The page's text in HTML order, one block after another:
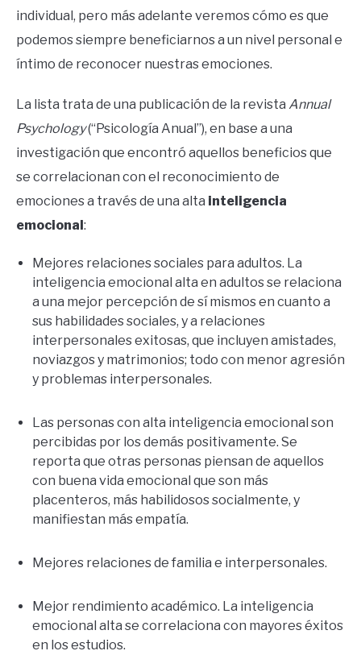
individual, pero más adelante veremos cómo es que
podemos siempre beneficiarnos a un nivel personal e
íntimo de reconocer nuestras emociones.
La lista trata de una publicación de la revista Annual
Psychology(“Psicología Anual”), en base a una
investigación que encontró aquellos beneficios que
se correlacionan con el reconocimiento de
emociones a través de una alta inteligencia
emocional:
Mejores relaciones sociales para adultos. La
inteligencia emocional alta en adultos se relaciona
a una mejor percepción de sí mismosen cuanto a
sus habilidades sociales, y a relaciones
interpersonales exitosas, que incluyen amistades,
noviazgos y matrimonios; todo con menor agresión
y problemas interpersonales.
Las personas con alta inteligencia emocional son
percibidas por los demás positivamente. Se
reporta que otras personas piensan de aquellos
con buena vida emocional que son más
placenteros, más habilidosos socialmente, y
manifiestan más empatía.
Mejores relaciones de familia e interpersonales.
Mejor rendimiento académico. La inteligencia
emocional alta se correlaciona con mayores éxitos
en los estudios.